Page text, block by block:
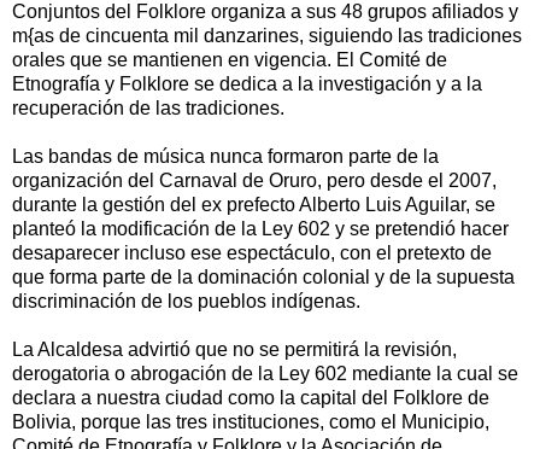
Conjuntos del Folklore organiza a sus 48 grupos afiliados y
m{as de cincuenta mil danzarines, siguiendo las tradiciones
orales que se mantienen en vigencia. El Comité de
Etnografía y Folklore se dedica a la investigación y a la
recuperación de las tradiciones.
Las bandas de música nunca formaron parte de la
organización del Carnaval de Oruro, pero desde el 2007,
durante la gestión del ex prefecto Alberto Luis Aguilar, se
planteó la modificación de la Ley 602 y se pretendió hacer
desaparecer incluso ese espectáculo, con el pretexto de
que forma parte de la dominación colonial y de la supuesta
discriminación de los pueblos indígenas.
La Alcaldesa advirtió que no se permitirá la revisión,
derogatoria o abrogación de la Ley 602 mediante la cual se
declara a nuestra ciudad como la capital del Folklore de
Bolivia, porque las tres instituciones, como el Municipio,